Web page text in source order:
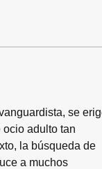
se
adulto tan
la búsqueda de
a muchos